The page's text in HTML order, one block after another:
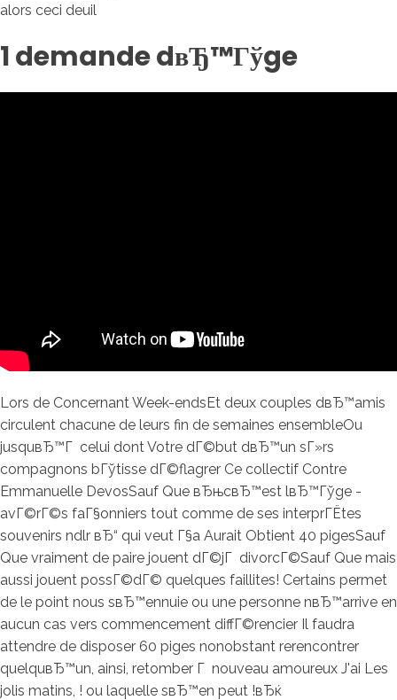
alors ceci deuil
1 demande dвЂ™Гўge
Lors de Concernant Week-endsEt deux couples dвЂ™amis
circulent chacune de leurs fin de semaines ensembleOu
jusquвЂ™Г celui dont Votre dГ©but dвЂ™un sГ»rs
compagnons bГўtisse dГ©flagrer Ce collectif Contre
Emmanuelle DevosSauf Que вЂњcвЂ™est lвЂ™Гўge -
avГ©rГ©s faГ§onniers tout comme de ses interprГЁtes
souvenirs ndlr вЂ“ qui veut Г§a Aurait Obtient 40 pigesSauf
Que vraiment de paire jouent dГ©jГ divorcГ©Sauf Que mais
aussi jouent possГ©dГ© quelques faillites! Certains permet
de le point nous sвЂ™ennuie ou une personne nвЂ™arrive en
aucun cas vers commencement diffГ©rencier Il faudra
attendre de disposer 60 piges nonobstant rerencontrer
quelquвЂ™un, ainsi, retomber Г nouveau amoureux J'ai Les
jolis matins, ! ou laquelle sвЂ™en peut !вЂќ